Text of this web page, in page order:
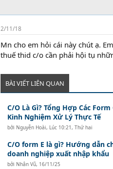
2/11/18
Mn cho em hỏi cái này chút ạ.
thuế thid c/o cần phải hội tụ
BÀI VIẾT LIÊN QUAN
C/O Là Gì? Tổng Hợp Các
Kinh Nghiệm Xử Lý Thực Tế
bởi Nguyễn Hoài, Lúc 10:21, Thứ hai
C/O form E là gì? Hướng dẫn
doanh nghiệp xuất nhập khẩu
bởi Nhân Vũ, 16/11/25